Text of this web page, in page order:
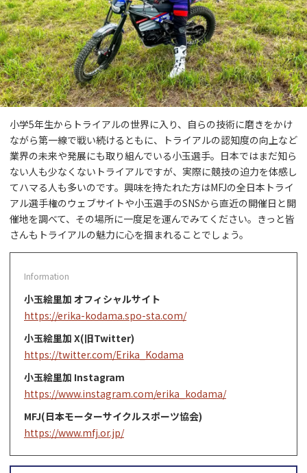
小学5年生からトライアルの世界に入り、自らの技術に磨きをかけ
ながら第一線で戦い続けるともに、トライアルの認知度の向上など
業界の未来や発展にも取り組んでいる小玉選手。日本ではまだ知ら
ない人も少なくないトライアルですが、実際に競技の迫力を体感し
てハマる人も多いのです。興味を持たれた方はMFJの全日本トライ
アル選手権のウェブサイトや小玉選手のSNSから直近の開催日と開
催地を調べて、その場所に一度足を運んでみてください。きっと皆
さんもトライアルの魅力に心を掴まれることでしょう。
小玉絵里加 オフィシャルサイト
https://erika-kodama.spo-sta.com/
小玉絵里加 X(旧Twitter)
https://twitter.com/Erika_Kodama
小玉絵里加 Instagram
https://www.instagram.com/erika_kodama/
MFJ(日本モーターサイクルスポーツ協会)
https://www.mfj.or.jp/